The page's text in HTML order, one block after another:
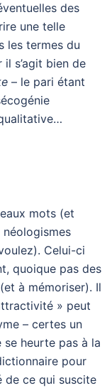
des
une telle
les termes du
s’agit bien de
– le pari étant
mots (et
Celui-ci
quoique pas des
à mémoriser). Il
» peut
– certes un
se heurte pas à la
pour
de ce qui suscite